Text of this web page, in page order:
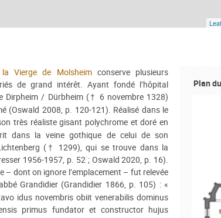
Plan
Vierge de Molsheimconserve plusieurs
de grand intérêt. Ayant fondé l’hôpital
Dirpheim / Dürbheim († 6 novembre 1328)
(Oswald 2008, p. 120-121). Réalisé dans le
très réaliste gisant polychrome et doré en
dans la veine gothique de celui de son
(† 1299), qui se trouve dans la
1956-1957, p. 52 ; Oswald 2020, p. 16).
– dont on ignore l’emplacement – fut relevée
Grandidier (Grandidier 1866, p. 105) : «
idus novembris obiit venerabilis dominus
primus fundator et constructor hujus